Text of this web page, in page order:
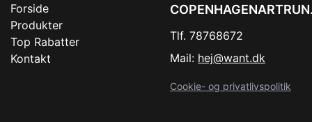
Forside
Produkter
Top Rabatter
Kontakt
Tlf. 78768672
Mail: hej@want.dk
Cookie- og privatlivspolitik